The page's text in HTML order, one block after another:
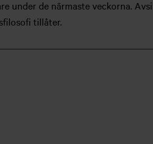
under de närmaste veckorna.
tillåter.